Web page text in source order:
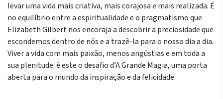
levar uma vida mais criativa, mais corajosa e mais realizada. É
no equilíbrio entre a espiritualidade e o pragmatismo que
Elizabeth Gilbert nos encoraja a descobrir a preciosidade que
escondemos dentro de nós e a trazê-la para o nosso dia a dia.
Viver a vida com mais paixão, menos angústias e em toda a
sua plenitude: é este o desafio d’A Grande Magia, uma porta
aberta para o mundo da inspiração e da felicidade.